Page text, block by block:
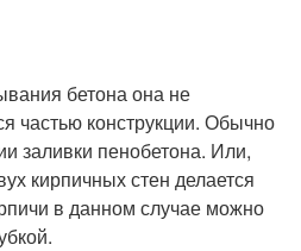
бетона она не
частью конструкции. Обычно
заливки пенобетона. Или,
кирпичных стен делается
в данном случае можно